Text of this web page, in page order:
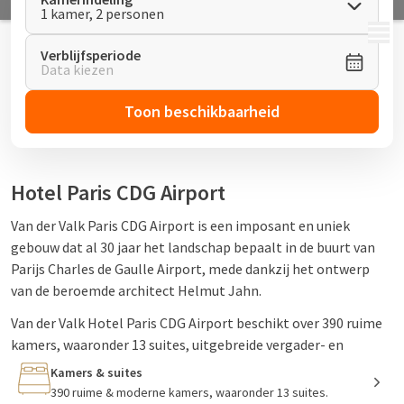
MENU
1 kamer, 2 personen
Verblijfsperiode
Data kiezen
Toon beschikbaarheid
Hotel Paris CDG Airport
Van der Valk Paris CDG Airport is een imposant en uniek
gebouw dat al 30 jaar het landschap bepaalt in de buurt van
Parijs Charles de Gaulle Airport, mede dankzij het ontwerp
van de beroemde architect Helmut Jahn.
Van der Valk Hotel Paris CDG Airport beschikt over 390 ruime
kamers, waaronder 13 suites, uitgebreide vergader- en
banketfaciliteiten en een modern fitnesscentrum met
toegang tot een tennisbaan, die beide vrij toegankelijk zijn.
Kamers & suites
390 ruime & moderne kamers, waaronder 13 suites.